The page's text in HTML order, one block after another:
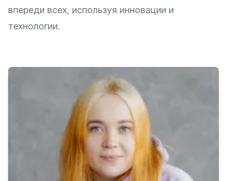
впереди всех, используя инновации и
технологии.